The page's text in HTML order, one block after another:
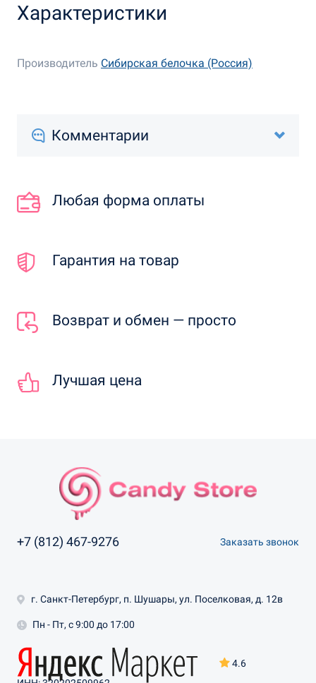
Характеристики
Производитель Сибирская белочка (Россия)
Комментарии
Любая форма оплаты
Гарантия на товар
Возврат и обмен — просто
Лучшая цена
+7 (812) 467-9276 Заказать звонок
4.6
г. Санкт-Петербург, п. Шушары, ул. Поселковая, д. 12в
Пн - Пт, с 9:00 до 17:00